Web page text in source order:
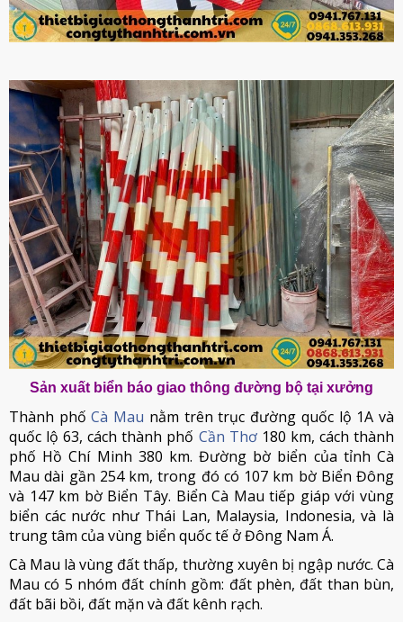
Sản xuất biển báo giao thông đường bộ tại xưởng
Thành phốCà Mau nằm trên trục đường quốc lộ 1A và
quốc lộ 63, cách thành phố Cần Thơ180 km, cách thành
phố Hồ Chí Minh 380 km. Đường bờ biển của tỉnh Cà
Mau dài gần 254 km, trong đó có 107 km bờ Biển Đông
và 147 km bờ Biển Tây. Biển Cà Mau tiếp giáp với vùng
biển các nước như Thái Lan, Malaysia, Indonesia, và là
trung tâm của vùng biển quốc tế ở Đông Nam Á.
Cà Mau là vùng đất thấp, thường xuyên bị ngập nước. Cà
Mau có 5 nhóm đất chính gồm: đất phèn, đất than bùn,
đất bãi bồi, đất mặn và đất kênh rạch.